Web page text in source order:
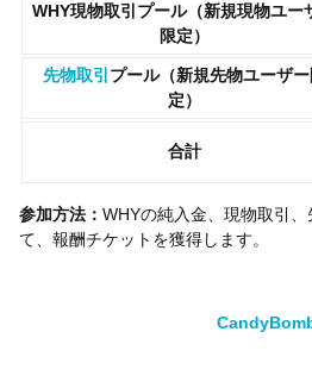
WHY現物取引プール（新規現物ユー
限定）
先物取引 プール（新規先物ユーザー
定）
合計
参加方法： WHYの純入金、現物取引
て、報酬チケットを獲得します。